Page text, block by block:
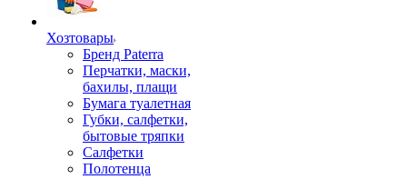
Хозтовары
Бренд Paterra
Перчатки, маски,
бахилы, плащи
Бумага туалетная
Губки, салфетки,
бытовые тряпки
Салфетки
Полотенца